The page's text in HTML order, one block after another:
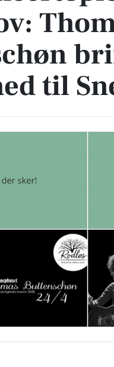
til